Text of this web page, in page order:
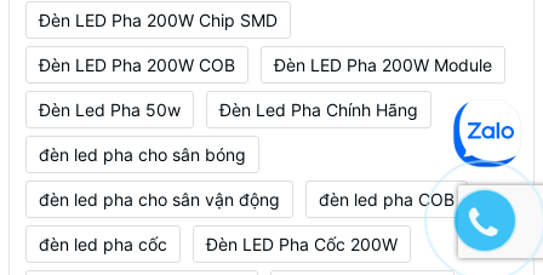
Đèn LED Pha 200W Chip SMD
Đèn LED Pha 200W COB Đèn LED Pha 200W Module
Đèn Led Pha 50w Đèn Led Pha Chính Hãng
đèn led pha cho sân bóng
đèn led pha cho sân vận động đèn led pha COB
đèn led pha cốc Đèn LED Pha Cốc 200W